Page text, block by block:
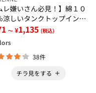
レ嫌いさん必見！】綿１０
涼しいタンクトップインナ
さらりラボ＞
～ ¥1,135 (税込)
38件
チラ見をする